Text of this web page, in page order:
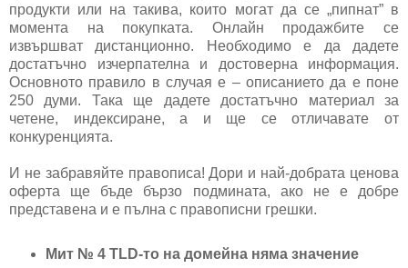
продукти или на такива, които могат да се „пипнат” в
момента на покупката. Онлайн продажбите се
извършват дистанционно. Необходимо е да дадете
достатъчно изчерпателна и достоверна информация.
Основното правило в случая е – описанието да е поне
250 думи. Така ще дадете достатъчно материал за
четене, индексиране, а и ще се отличавате от
конкуренцията.
И не забравяйте правописа! Дори и най-добрата ценова
оферта ще бъде бързо подмината, ако не е добре
представена и е пълна с правописни грешки.
Мит № 4 TLD-то на домейна няма значение